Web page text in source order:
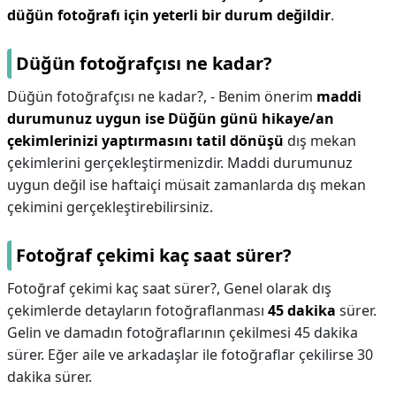
düğün fotoğrafı için yeterli bir durum değildir.
Düğün fotoğrafçısı ne kadar?
Düğün fotoğrafçısı ne kadar?, - Benim önerim maddi
durumunuz uygun ise Düğün günü hikaye/an
çekimlerinizi yaptırmasını tatil dönüşü dış mekan
çekimlerini gerçekleştirmenizdir. Maddi durumunuz
uygun değil ise haftaiçi müsait zamanlarda dış mekan
çekimini gerçekleştirebilirsiniz.
Fotoğraf çekimi kaç saat sürer?
Fotoğraf çekimi kaç saat sürer?, Genel olarak dış
çekimlerde detayların fotoğraflanması 45 dakika sürer.
Gelin ve damadın fotoğraflarının çekilmesi 45 dakika
sürer. Eğer aile ve arkadaşlar ile fotoğraflar çekilirse 30
dakika sürer.